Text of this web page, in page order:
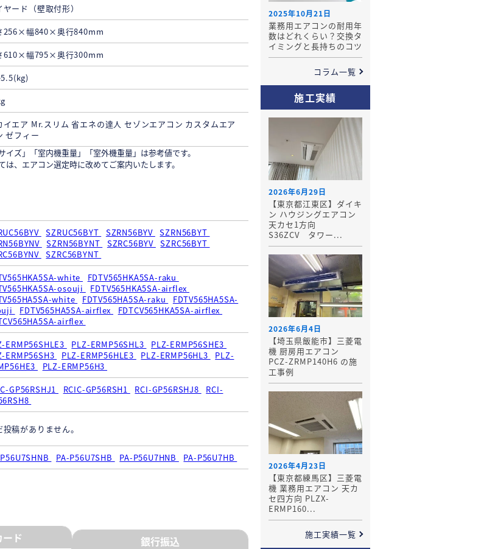
ヤード（壁取付形）
256×幅840×奥行840mm
610×幅795×奥行300mm
イエア Mr.スリム 省エネの達人 セゾンエアコン カスタムエア
ゼフィー
ズ」「室内機重量」「室外機重量」は参考値です。
、エアコン選定時に改めてご案内いたします。
SZRUC56BYT SZRN56BYV
SZRN56BYT
SZRN56BYNT SZRC56BYV
SZRC56BYT
SZRC56BYNT
white
FDTV565HKA5SA-raku
osouji
FDTV565HKA5SA-airflex
white
FDTV565HA5SA-raku
FDTV565HA5SA-
FDTV565HA5SA-airflex
FDTCV565HKA5SA-airflex
airflex
ERMP56SHLE3 PLZ-ERMP56SHL3
PLZ-ERMP56SHE3
ERMP56SH3
PLZ-ERMP56HLE3 PLZ-ERMP56HL3
PLZ-
PLZ-ERMP56H3
GP56RSHJ1 RCIC-GP56RSH1 RCI-GP56RSHJ8
RCI-
投稿がありません。
PA-P56U7SHB PA-P56U7HNB PA-P56U7HB
ド 銀行振込
2025年10月21日
業務用エアコンの耐用年
数はどれくらい？交換タ
イミングと長持ちのコツ
コラム一覧
施工実績
2026年6月29日
【東京都江東区】ダイキ
ン ハウジングエアコン
天カセ1方向
S36ZCV タワー...
2026年6月4日
【埼玉県飯能市】三菱電
機 厨房用エアコン
PCZ-ZRMP140H6 の施
工事例
2026年4月23日
【東京都練馬区】三菱電
機 業務用エアコン 天カ
セ四方向 PLZX-
ERMP160...
施工実績一覧